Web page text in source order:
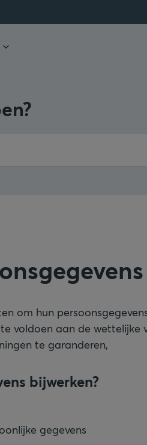
om hun
voldoen aan de wettelijke
te garanderen,
bijwerken?
gegevens